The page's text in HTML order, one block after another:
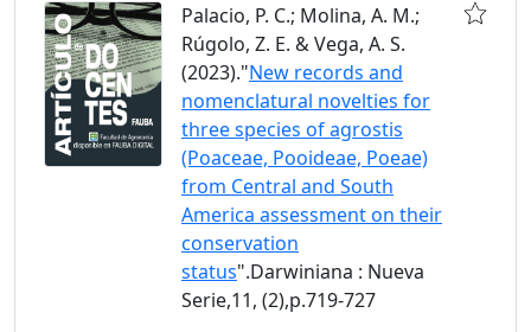
Palacio, P. C.; Molina, A. M.;
Rúgolo, Z. E. & Vega, A. S.
(2023)."New records and
nomenclatural novelties for
three species of agrostis
(Poaceae, Pooideae, Poeae)
from Central and South
America assessment on their
conservation
status".Darwiniana : Nueva
Serie,11, (2),p.719-727